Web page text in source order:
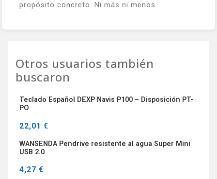
propósito concreto. Ni más ni menos.
Otros usuarios también
buscaron
Teclado Español DEXP Navis P100 – Disposición PT-
PO
22,01 €
WANSENDA Pendrive resistente al agua Super Mini
USB 2.0
4,27 €